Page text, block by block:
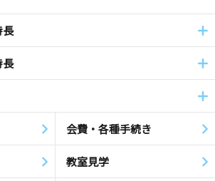
長
長
会費・各種手続き
教室見学